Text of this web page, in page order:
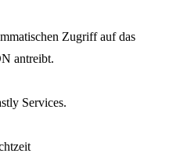
Zugriff auf das
antreibt.
Services.